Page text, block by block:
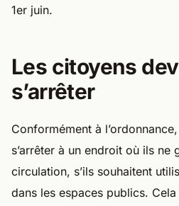
1er juin.
Les citoyens
s’arrêter
Conformément à
s’arrêter à un endroit où ils ne
circulation, s’ils souhaitent
dans les espaces publics.